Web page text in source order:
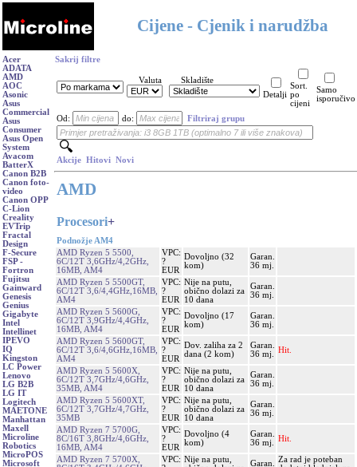
Cijene - Cjenik i narudžba
Acer
ADATA
AMD
AOC
Asonic
Asus
Commercial
Asus
Consumer
Asus Open
System
Avacom
BatterX
Canon B2B
Canon foto-
video
Canon OPP
C-Lion
Creality
EVTrip
Fractal
Design
F-Secure
FSP -
Fortron
Fujitsu
Gainward
Genesis
Genius
Gigabyte
Intel
Intellinet
IPEVO
IQ
Kingston
LC Power
Lenovo
LG B2B
LG IT
Logitech
MAETONE
Manhattan
Maxell
Microline
Robotics
MicroPOS
Microsoft
Sakrij filtre
Valuta
Skladište
Detalji
Sort.
po
cijeni
Samo
isporučivo
Od: do: Filtriraj grupu
Akcije Hitovi Novi
AMD
Procesori+
Podnožje AM4
AMD Ryzen 5 5500,
6C/12T 3,6GHz/4,2GHz,
16MB, AM4
VPC:
?
EUR
Dovoljno (32
kom)
Garan.
36 mj.
AMD Ryzen 5 5500GT,
6C/12T 3,6/4,4GHz,16MB,
AM4
VPC:
?
EUR
Nije na putu,
obično dolazi za
10 dana
Garan.
36 mj.
AMD Ryzen 5 5600G,
6C/12T 3,9GHz/4,4GHz,
16MB, AM4
VPC:
?
EUR
Dovoljno (17
kom)
Garan.
36 mj.
AMD Ryzen 5 5600GT,
6C/12T 3,6/4,6GHz,16MB,
AM4
VPC:
?
EUR
Dov. zaliha za 2
dana (2 kom)
Garan.
36 mj.
Hit.
AMD Ryzen 5 5600X,
6C/12T 3,7GHz/4,6GHz,
35MB, AM4
VPC:
?
EUR
Nije na putu,
obično dolazi za
10 dana
Garan.
36 mj.
AMD Ryzen 5 5600XT,
6C/12T 3,7GHz/4,7GHz,
35MB
VPC:
?
EUR
Nije na putu,
obično dolazi za
10 dana
Garan.
36 mj.
AMD Ryzen 7 5700G,
8C/16T 3,8GHz/4,6GHz,
16MB, AM4
VPC:
?
EUR
Dovoljno (4
kom)
Garan.
36 mj.
Hit.
AMD Ryzen 7 5700X,
VPC: Nije na putu,
Garan.
Za rad je poteban